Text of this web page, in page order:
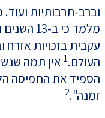
מלמד כי
עקבית בזכויות אזרח
העולם.1 אין תמה
הספיד את התפיסה
זמנה".2